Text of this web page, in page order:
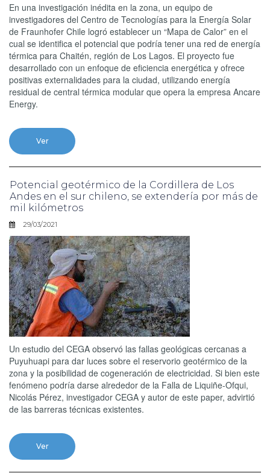
En una investigación inédita en la zona, un equipo de
investigadores del Centro de Tecnologías para la Energía Solar
de Fraunhofer Chile logró establecer un “Mapa de Calor” en el
cual se identifica el potencial que podría tener una red de energía
térmica para Chaitén, región de Los Lagos. El proyecto fue
desarrollado con un enfoque de eficiencia energética y ofrece
positivas externalidades para la ciudad, utilizando energía
residual de central térmica modular que opera la empresa Ancare
Energy.
Ver
Potencial geotérmico de la Cordillera de Los
Andes en el sur chileno, se extendería por más de
mil kilómetros
29/03/2021
Un estudio del CEGA observó las fallas geológicas cercanas a
Puyuhuapi para dar luces sobre el reservorio geotérmico de la
zona y la posibilidad de cogeneración de electricidad. Si bien este
fenómeno podría darse alrededor de la Falla de Liquiñe-Ofqui,
Nicolás Pérez, investigador CEGA y autor de este paper, advirtió
de las barreras técnicas existentes.
Ver